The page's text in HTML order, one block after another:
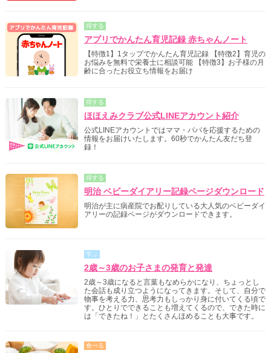
得する
アプリでかんたん育児記録 赤ちゃんノート
【特徴1】1タップでかんたん育児記録 【特徴2】育児の
お悩みを無料で栄養士に相談可能 【特徴3】お子様の月
齢に合ったお役立ち情報をお届け
得する
ほほえみクラブ公式LINEアカウント紹介
公式LINEアカウントではママ・パパを応援するための
情報をお届けいたします。60秒でかんたん友だち登
録！
得する
明治 ベビーダイアリー記録ページダウンロード
明治が主に病産院でお配りしている大人気のベビーダイ
アリーの記録ページがダウンロードできます。
学ぶ
2歳～3歳のお子さまの発育と発達
2歳～3歳になると言葉もなめらかになり、ちょっとし
た会話も成り立つようになってきます。そして、自分で
物事を考える力、思考力もしっかり身に付いてくる頃で
す。ひとりでできることも増えてくるので、できた時に
は「できたね！」とたくさんほめることも大事です。
食べる